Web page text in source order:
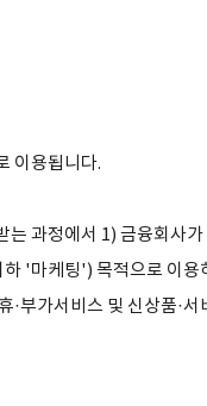
이용됩니다.
과정에서 1) 금융회사
'마케팅') 목적으로 이용
부가서비스 및 신상품·